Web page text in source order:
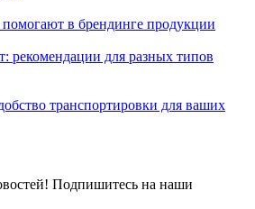
в брендинге продукции
рекомендации для разных типов
транспортировки для ваших
Подпишитесь на наши